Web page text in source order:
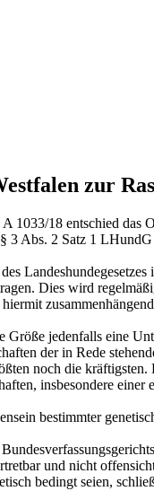
zur
1033/18 entschied das
3 Abs. 2 Satz 1
Dies wird
jedenfalls eine
der in Rede
noch die
insbesondere
bestimmter
und nicht
bedingt seien,